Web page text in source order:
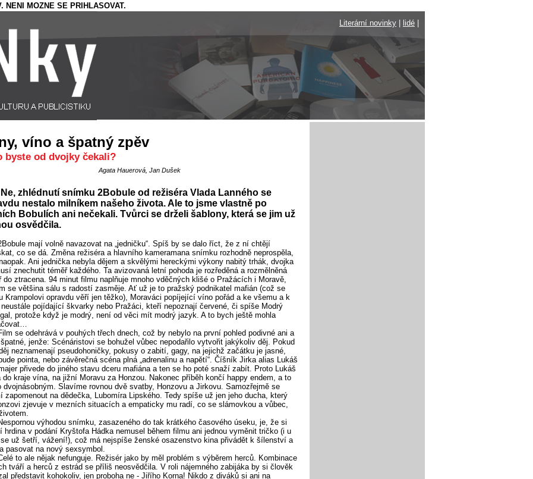
NENI MOZNE SE PRIHLASOVAT.
Literární novinky
lidé
víno a špatný zpěv
byste od dvojky čekali?
Agata Hauerová, Jan Dušek
Ne, zhlédnutí snímku 2Bobule od režiséra Vlada Lanného se
nestalo milníkem našeho života. Ale to jsme vlastně po
Bobulích ani nečekali. Tvůrci se drželi šablony, která se jim už
osvědčila.
mají volně navazovat na „jedničku“. Spíš by se dalo říct, že z ní chtějí
co se dá. Změna režiséra a hlavního kameramana snímku rozhodně neprospěla,
Ani jednička nebyla dějem a skvělými hereckými výkony nabitý trhák, dvojka
znechutit téměř každého. Ta avizovaná letní pohoda je rozředěná a rozmělněná
do ztracena. 94 minut filmu naplňuje mnoho vděčných klišé o Pražácích i Moravě,
se většina sálu s radostí zasměje. Ať už je to pražský podnikatel mafián (což se
Krampolovi opravdu věří jen těžko), Moraváci popíjející víno pořád a ke všemu a k
pojídající škvarky nebo Pražáci, kteří nepoznají červené, či spíše Modrý
protože když je modrý, není od věci mít modrý jazyk. A to bych ještě mohla
se odehrává v pouhých třech dnech, což by nebylo na první pohled podivné ani a
jenže: Scénáristovi se bohužel vůbec nepodařilo vytvořit jakýkoliv děj. Pokud
neznamenají pseudohoničky, pokusy o zabití, gagy, na jejichž začátku je jasné,
pointa, nebo závěrečná scéna plná „adrenalinu a napětí“. Číšník Jirka alias Lukáš
přivede do jiného stavu dceru mafiána a ten se ho poté snaží zabít. Proto Lukáš
do kraje vína, na jižní Moravu za Honzou. Nakonec příběh končí happy endem, a to
dvojnásobným. Slavíme rovnou dvě svatby, Honzovu a Jirkovu. Samozřejmě se
zapomenout na dědečka, Lubomíra Lipského. Tedy spíše už jen jeho ducha, který
zjevuje v mezních situacích a empaticky mu radí, co se slámovkou a vůbec,
výhodou snímku, zasazeného do tak krátkého časového úseku, je, že si
hrdina v podání Kryštofa Hádka nemusel během filmu ani jednou vyměnit tričko (i u
už šetří, vážení!), což má nejspíše ženské osazenstvo kina přivádět k šílenství a
pasovat na nový sexsymbol.
to ale nějak nefunguje. Režisér jako by měl problém s výběrem herců. Kombinace
tváří a herců z estrád se příliš neosvědčila. V roli nájemného zabijáka by si člověk
představit kohokoliv, jen proboha ne - Jiřího Korna! Nikdo z diváků si ani na